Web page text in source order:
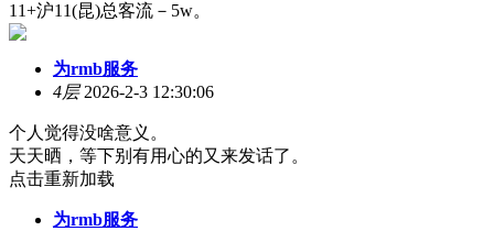
11+沪11(昆)总客流－5w。
为rmb服务
4层2026-2-3 12:30:06
个人觉得没啥意义。
天天晒，等下别有用心的又来发话了。
点击重新加载
为rmb服务